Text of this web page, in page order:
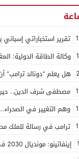
تقرير استخباراتي إسباني يرصد حسابات من
وكالة الطاقة الدولية:
هل يعلم “دونالد ترامب”
مصطفى شرف الدين.. حين
وهم التغيير في
ترامب في رسالة للملك
إينفاتينو: مونديال 2030 في المغرب وإسبانيا والبرتغال سيكون “الأجمل في التاريخ”